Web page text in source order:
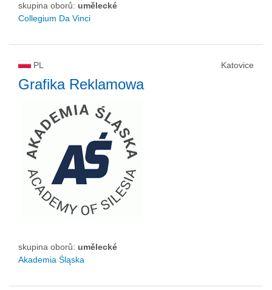
skupina oborů: umělecké
Collegium Da Vinci
PL Katovice
Grafika Reklamowa
skupina oborů: umělecké
Akademia Śląska